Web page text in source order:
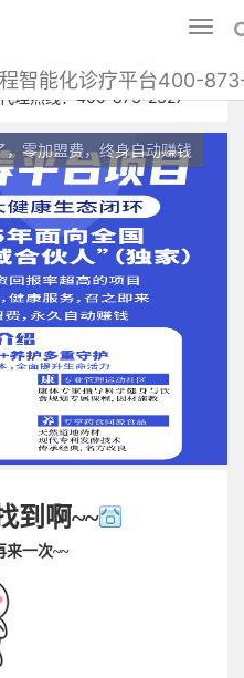
智能化诊疗平台400-
理热线：400-873-2327
零加盟费，终身自动赚钱
到啊~~
来一次~~